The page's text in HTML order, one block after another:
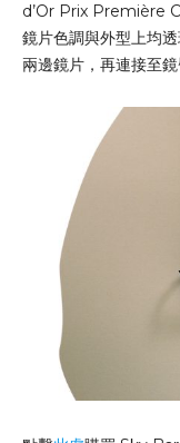
d’Or Prix Première
鏡片色調與外型上均
兩邊鏡片，再連接至